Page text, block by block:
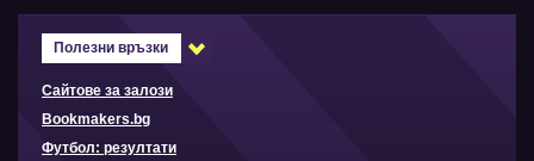
Полезни връзки
Сайтове за залози
Bookmakers.bg
Футбол: резултати